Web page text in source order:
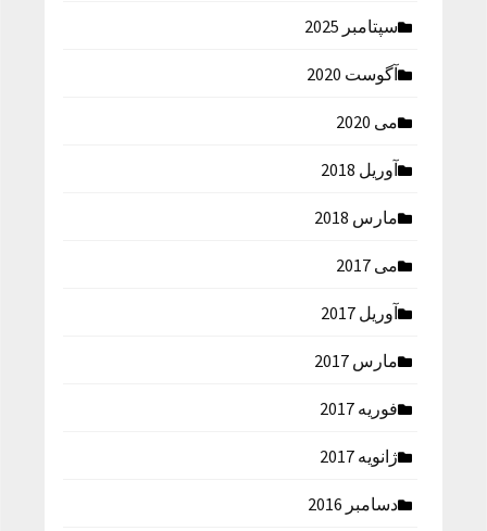
سپتامبر 2025
آگوست 2020
می 2020
آوریل 2018
مارس 2018
می 2017
آوریل 2017
مارس 2017
فوریه 2017
ژانویه 2017
دسامبر 2016